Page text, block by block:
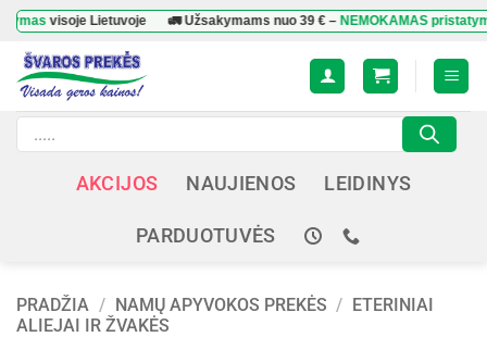
Skip
content
visoje Lietuvoje 🚛 Užsakymams nuo39 €–NEMOKAMAS pristatymas
Products
search
AKCIJOS NAUJIENOS LEIDINYS
PARDUOTUVĖS
PRADŽIA / NAMŲ APYVOKOS PREKĖS / ETERINIAI
ALIEJAI IR ŽVAKĖS